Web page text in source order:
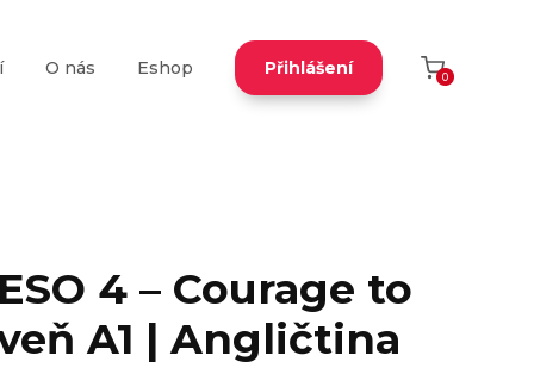
O nás Eshop Přihlášení 0
4 – Courage to
A1 | Angličtina